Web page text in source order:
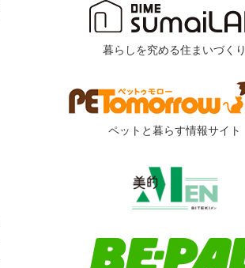
暮らしを究める住まいづくり
ペットと暮らす情報サイト